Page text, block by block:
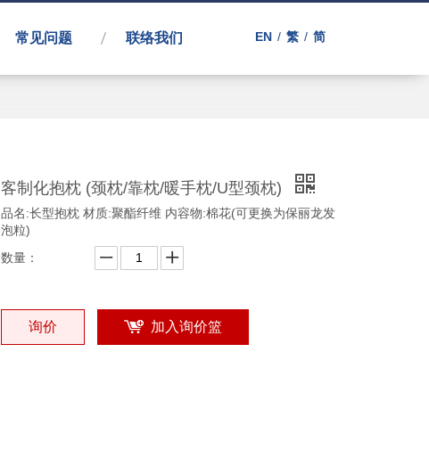
常见问题 联络我们 EN / 繁 / 简
客制化抱枕 (颈枕/靠枕/暖手枕/U型颈枕)
品名:长型抱枕 材质:聚酯纤维 内容物:棉花(可更换为保丽龙发
泡粒)
数量：
询价 加入询价篮